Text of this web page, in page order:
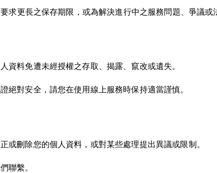
求更長之保存期限，或為解決進行中之服務問題、爭議或
資料免遭未經授權之存取、揭露、竄改或遺失。
絕對安全，請您在使用線上服務時保持適當謹慎。
或刪除您的個人資料，或對某些處理提出異議或限制。
聯繫。